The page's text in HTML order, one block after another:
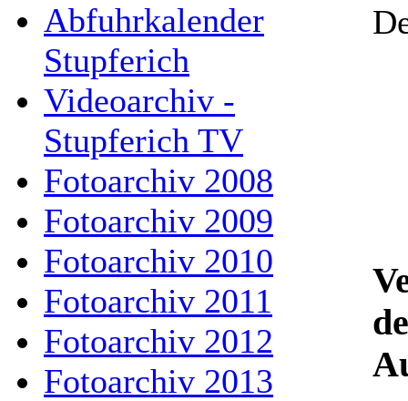
Abfuhrkalender
Stupferich
Videoarchiv -
Stupferich TV
Fotoarchiv 2008
Fotoarchiv 2009
Fotoarchiv 2010
Fotoarchiv 2011
Fotoarchiv 2012
Fotoarchiv 2013